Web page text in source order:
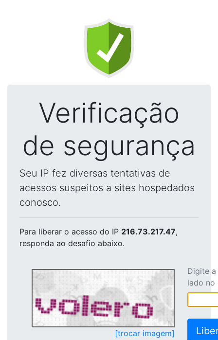
Verificação
de segurança
Seu IP fez diversas tentativas de
acessos suspeitos a sites hospedados
conosco.
Para liberar o acesso do IP 216.73.217.47,
responda ao desafio abaixo.
[trocar imagem]
Digite
lado no